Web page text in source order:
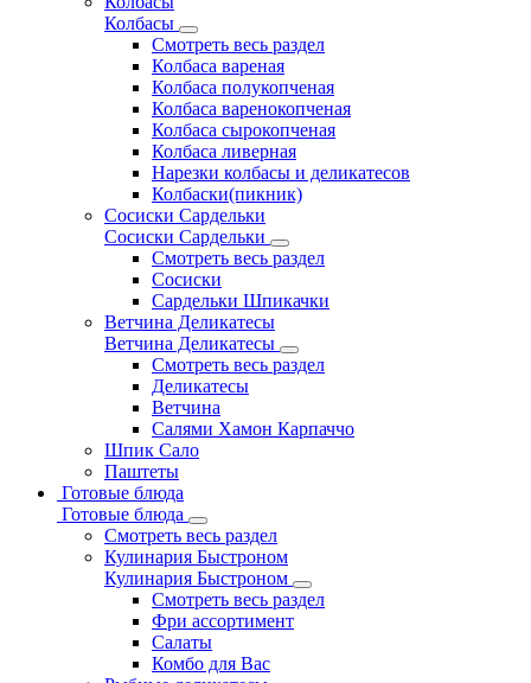
Колбасы
Смотреть весь раздел
Колбаса вареная
Колбаса полукопченая
Колбаса варенокопченая
Колбаса сырокопченая
Колбаса ливерная
Нарезки колбасы и деликатесов
Колбаски(пикник)
Сосиски Сардельки
Сосиски Сардельки
Смотреть весь раздел
Сосиски
Сардельки Шпикачки
Ветчина Деликатесы
Ветчина Деликатесы
Смотреть весь раздел
Деликатесы
Ветчина
Салями Хамон Карпаччо
Шпик Сало
Паштеты
Готовые блюда
Готовые блюда
Смотреть весь раздел
Кулинария Быстроном
Кулинария Быстроном
Смотреть весь раздел
Фри ассортимент
Салаты
Комбо для Вас